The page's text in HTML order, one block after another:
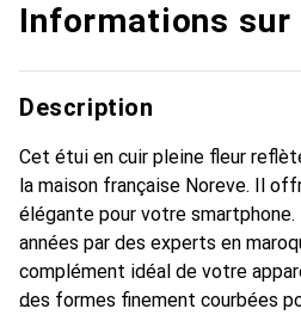
Informations
Description
Cet étui en cuir pleine fleur
la maison française Noreve. Il
élégante pour votre smartphone.
années par des experts en
complément idéal de votre
des formes finement courbées